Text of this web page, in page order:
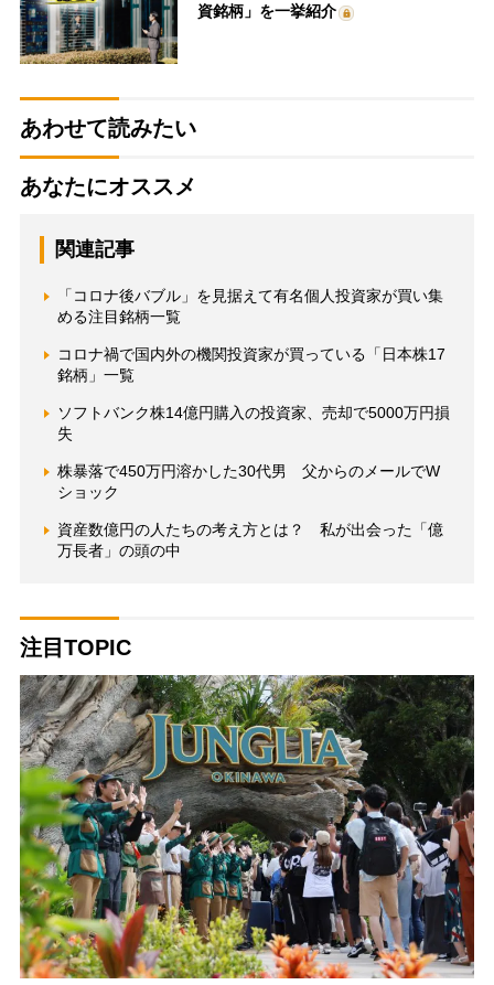
資銘柄」を一挙紹介
あわせて読みたい
あなたにオススメ
関連記事
「コロナ後バブル」を見据えて有名個人投資家が買い集
める注目銘柄一覧
コロナ禍で国内外の機関投資家が買っている「日本株17
銘柄」一覧
ソフトバンク株14億円購入の投資家、売却で5000万円損
失
株暴落で450万円溶かした30代男 父からのメールでW
ショック
資産数億円の人たちの考え方とは？ 私が出会った「億
万長者」の頭の中
注目TOPIC